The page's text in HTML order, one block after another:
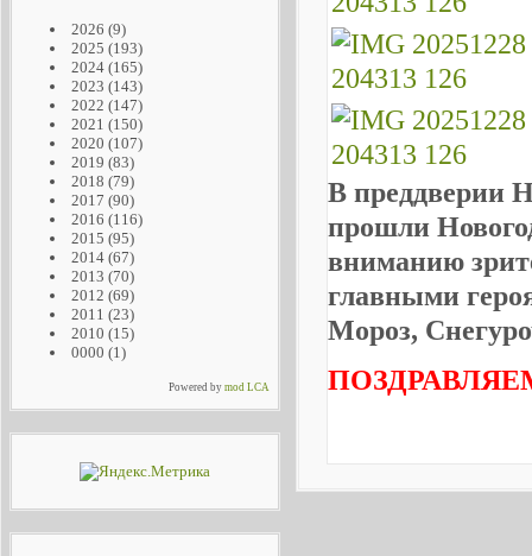
2026 (9)
2025 (193)
2024(165)
2023 (143)
2022 (147)
2021 (150)
2020 (107)
2019 (83)
2018 (79)
2017 (90)
2016 (116)
2015 (95)
2014(67)
2013 (70)
2012 (69)
2011 (23)
2010 (15)
0000 (1)
Powered bymod LCA
В преддверии
прошли
вниманию
главными
Мороз,